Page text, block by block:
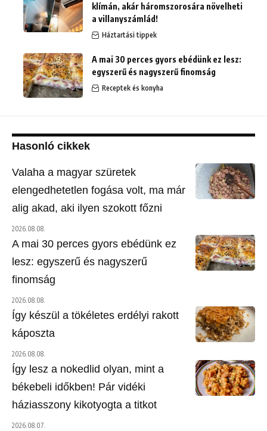
klímán, akár háromszorosára növelheti
a villanyszámlád!
Háztartási tippek
A mai 30 perces gyors ebédünk ez lesz:
egyszerű és nagyszerű finomság
Receptek és konyha
Hasonló cikkek
Valaha a magyar szüretek
elengedhetetlen fogása volt, ma már
alig akad, aki ilyen szokott főzni
2026.08.08.
A mai 30 perces gyors ebédünk ez
lesz: egyszerű és nagyszerű
finomság
2026.08.08.
Így készül a tökéletes erdélyi rakott
káposzta
2026.08.08.
Így lesz a nokedlid olyan, mint a
békebeli időkben! Pár vidéki
háziasszony kikotyogta a titkot
2026.08.07.